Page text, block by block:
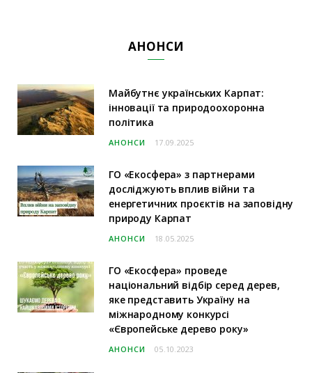
АНОНСИ
Майбутнє українських Карпат:
інновації та природоохоронна
політика
АНОНСИ 17.09.2025
ГО «Екосфера» з партнерами
досліджують вплив війни та
енергетичних проєктів на заповідну
природу Карпат
АНОНСИ 18.05.2025
ГО «Екосфера» проведе
національний відбір серед дерев,
яке представить Україну на
міжнародному конкурсі
«Європейське дерево року»
АНОНСИ 05.10.2023